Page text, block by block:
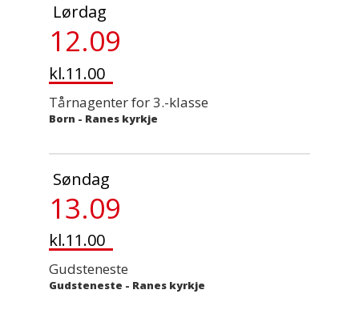
Lørdag
12.09
kl.11.00
Tårnagenter for 3.-klasse
Born - Ranes kyrkje
Søndag
13.09
kl.11.00
Gudsteneste
Gudsteneste - Ranes kyrkje